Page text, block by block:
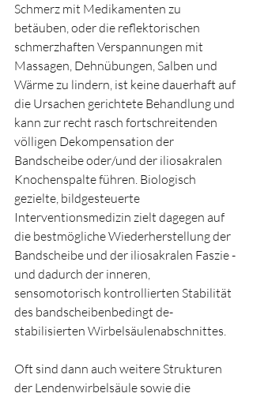
Schmerz mit Medikamenten zu
betäuben, oder die reflektorischen
schmerzhaften Verspannungen mit
Massagen, Dehnübungen, Salben und
Wärme zu lindern, ist keine dauerhaft auf
die Ursachen gerichtete Behandlung und
kann zur recht rasch fortschreitenden
völligen Dekompensation der
Bandscheibe oder/und der iliosakralen
Knochenspalte führen. Biologisch
gezielte, bildgesteuerte
Interventionsmedizin zielt dagegen auf
die bestmögliche Wiederherstellung der
Bandscheibe und der iliosakralen Faszie -
und dadurch der inneren,
sensomotorisch kontrollierten Stabilität
des bandscheibenbedingt de-
stabilisierten Wirbelsäulenabschnittes.
Oft sind dann auch weitere Strukturen
der Lendenwirbelsäule sowie die